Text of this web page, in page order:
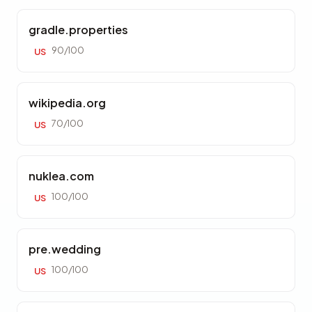
gradle.properties
US 90/100
wikipedia.org
US 70/100
nuklea.com
US 100/100
pre.wedding
US 100/100